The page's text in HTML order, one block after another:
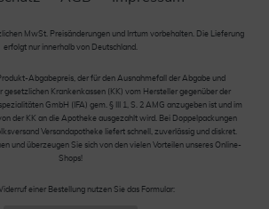
MwSt. Preisänderungen und Irrtum vorbehalten. Die Lieferung
erfolgt nur innerhalb von Deutschland.
Abgabepreis, der für den Ausnahmefall der Abgabe und
gesetzlichen Krankenkassen (KK) vom Hersteller gegenüber der
GmbH (IFA) gem. § III 1, S. 2 AMG anzugeben ist und im
der KK an die Apotheke ausgezahlt wird. Bei Doppelpackungen
Versandapotheke liefert schnell, zuverlässig und diskret.
und überzeugen Sie sich von den vielen Vorteilen unseres Online-
Shops!
einer Bestellung nutzen Sie das Formular: